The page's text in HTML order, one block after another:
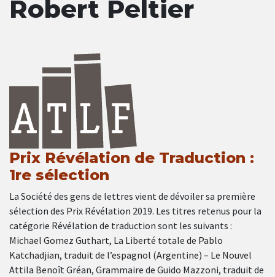
Robert Peltier
Prix Révélation de Traduction :
1re sélection
La Société des gens de lettres vient de dévoiler sa première
sélection des Prix Révélation 2019. Les titres retenus pour la
catégorie Révélation de traduction sont les suivants :
Michael Gomez Guthart, La Liberté totale de Pablo
Katchadjian, traduit de l’espagnol (Argentine) – Le Nouvel
Attila Benoît Gréan, Grammaire de Guido Mazzoni, traduit de